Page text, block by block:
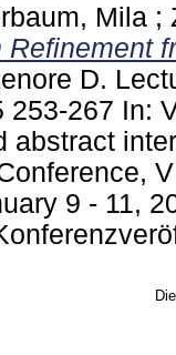
Mila ;
Refinement
D.
253-267 In:
abstract
9 - 11,